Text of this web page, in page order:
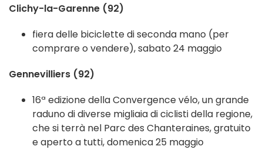
Clichy-la-Garenne (92)
fiera delle biciclette di seconda mano (per
comprare o vendere), sabato 24 maggio
Gennevilliers (92)
16ª edizione della Convergence vélo, un grande
raduno di diverse migliaia di ciclisti della regione,
che si terrà nel Parc des Chanteraines, gratuito
e aperto a tutti, domenica 25 maggio